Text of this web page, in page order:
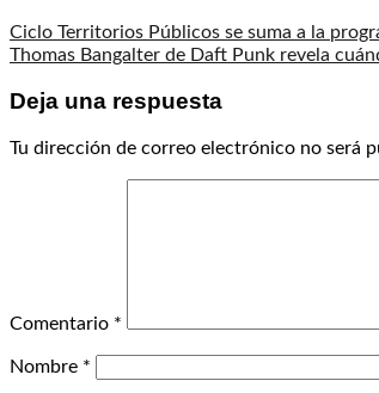
Ciclo Territorios Públicos se suma a la
Thomas Bangalter de Daft Punk revela
Deja una respuesta
Tu dirección de correo electrónico no será
Comentario *
Nombre *